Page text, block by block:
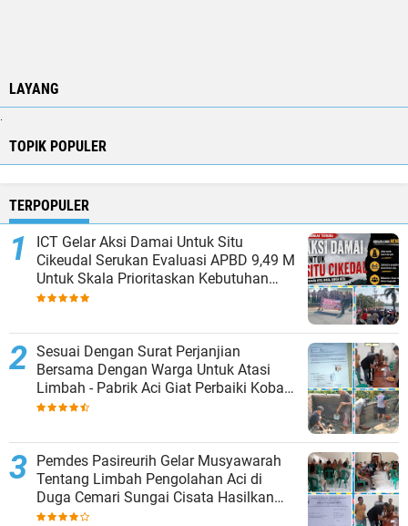
LAYANG
TOPIK POPULER
TERPOPULER
ICT Gelar Aksi Damai Untuk Situ
Cikeudal Serukan Evaluasi APBD 9,49 M
Untuk Skala Prioritaskan Kebutuhan
Dasar Masyarakat Belum Saat nya
Sesuai Dengan Surat Perjanjian
Bersama Dengan Warga Untuk Atasi
Limbah - Pabrik Aci Giat Perbaiki Kobak
Penampungan Air
Pemdes Pasireurih Gelar Musyawarah
Tentang Limbah Pengolahan Aci di
Duga Cemari Sungai Cisata Hasilkan
Kesepakatan Tutup Sementara